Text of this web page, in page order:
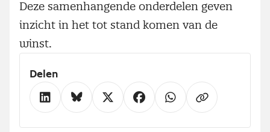
Deze samenhangende onderdelen geven
inzicht in het tot stand komen van de
winst.
Delen